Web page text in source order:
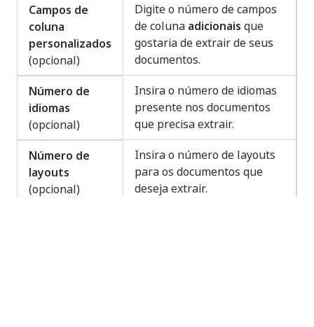
Campos de
coluna
personalizados
(opcional)
Digite o número de campos
de coluna adicionais que
gostaria de extrair de seus
documentos.
Número de
idiomas
(opcional)
Insira o número de idiomas
presente nos documentos
que precisa extrair.
Número de
layouts
(opcional)
Insira o número de layouts
para os documentos que
deseja extrair.